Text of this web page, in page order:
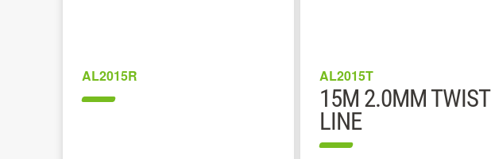
AL2015R AL2015T
15M 2.0MM TWIST
LINE